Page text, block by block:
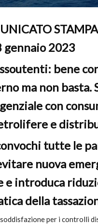
STAMPA
gennaio 2023
bene
ma non basta.
con
e
tutte le
nuova
e introduca
della
per i controlli